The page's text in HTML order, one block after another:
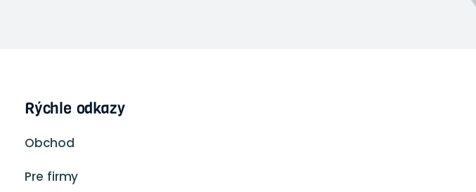
Rýchle odkazy
Obchod
Pre firmy